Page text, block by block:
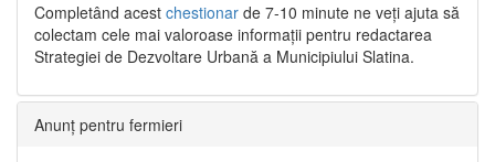
Completând acest chestionar de 7-10 minute ne veți ajuta să
colectam cele mai valoroase informații pentru redactarea
Strategiei de Dezvoltare Urbană a Municipiului Slatina.
Anunț pentru fermieri